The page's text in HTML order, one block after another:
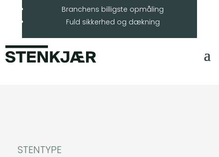
Branchens billigste opmåling
Fuld sikkerhed og dækning
STENTYPE